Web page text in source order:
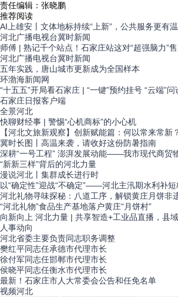
责任编辑：张晓鹏
推荐阅读
AI上雄安丨文体地标持续“上新”，公共服务更有
河北广播电视台冀时新闻
师傅 | 熟记千个站点！石家庄站这对“超强脑力”
河北广播电视台冀时新闻
五年实践，唐山城市更新成为全国样本
环渤海新闻网
“十五五”开局看石家庄 | “一键”预约挂号 “云端”
石家庄日报客户端
全景河北
快聊财经事 | 警惕“心机商标”的小心机
【河北文旅新观察】创新赋能篇：何以常来常新
冀时长图丨高温来袭，请收好这份防暑指南
深耕“一号工程” 澎湃发展动能——我市现代商贸
“新新三样”背后的河北力量
漫说河北丨集群成长进行时
以“确定性”迎战“不确定”——河北主汛期水利补
河北礼物寻味探秘：八道工序，解锁黄庄月饼非
“河北礼物”食品生产基地落户黄庄“月饼村”
向新向上 河北力量 | 共享智造+工业品直播，县
人事动向
河北省委主要负责同志职务调整
樊红平同志任承德市代理市长
徐付军同志任邯郸市代理市长
侯晓平同志任衡水市代理市长
最新！石家庄市人大常委会公告和任免名单
视频河北